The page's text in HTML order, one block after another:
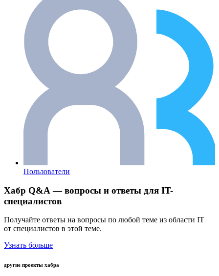
Пользователи
Хабр Q&A — вопросы и ответы для IT-
специалистов
Получайте ответы на вопросы по любой теме из области IT
от специалистов в этой теме.
Узнать больше
другие проекты хабра